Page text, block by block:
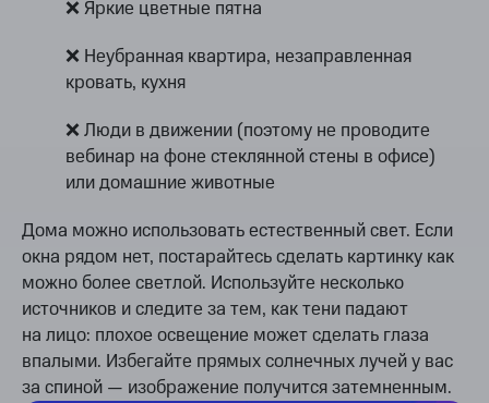
❌ Яркие цветные пятна
❌ Неубранная квартира, незаправленная
кровать, кухня
❌ Люди в движении (поэтому не проводите
вебинар на фоне стеклянной стены в офисе)
или домашние животные
Дома можно использовать естественный свет. Если
окна рядом нет, постарайтесь сделать картинку как
можно более светлой. Используйте несколько
источников и следите за тем, как тени падают
на лицо: плохое освещение может сделать глаза
впалыми. Избегайте прямых солнечных лучей у вас
за спиной — изображение получится затемненным.